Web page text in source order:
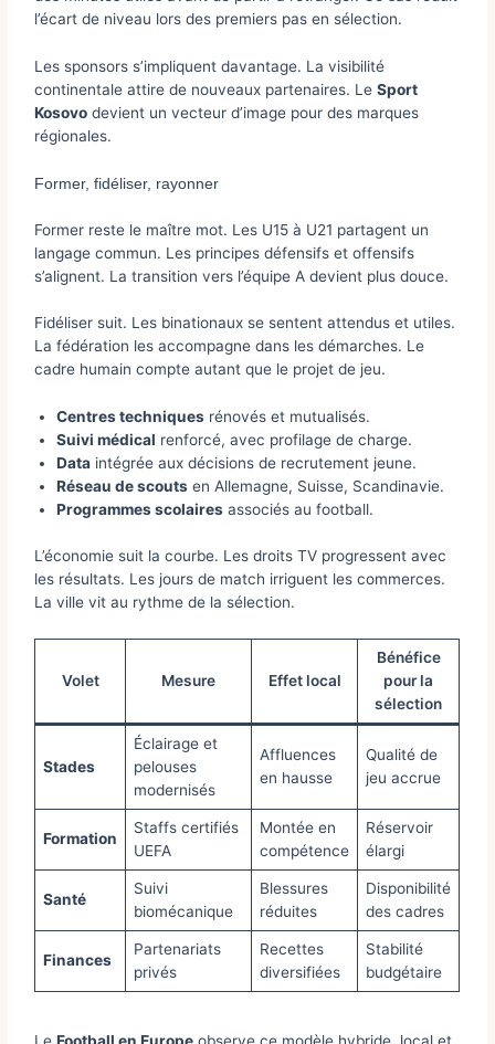
l’écart de niveau lors des premiers pas en sélection.
Les sponsors s’impliquent davantage. La visibilité
continentale attire de nouveaux partenaires. LeSport
Kosovo devient un vecteur d’image pour des marques
régionales.
Former, fidéliser, rayonner
Former reste le maître mot. Les U15 à U21 partagent un
langage commun. Les principes défensifs et offensifs
s’alignent. La transition vers l’équipe A devient plus douce.
Fidéliser suit. Les binationaux se sentent attendus et utiles.
La fédération les accompagne dans les démarches. Le
cadre humain compte autant que le projet de jeu.
Centres techniques rénovés et mutualisés.
Suivi médical renforcé, avec profilage de charge.
Data intégrée aux décisions de recrutement jeune.
Réseau de scouts en Allemagne, Suisse, Scandinavie.
Programmes scolaires associés au football.
L’économie suit la courbe. Les droits TV progressent avec
les résultats. Les jours de match irriguent les commerces.
La ville vit au rythme de la sélection.
Volet Mesure Effet local
Bénéfice
pour la
sélection
Stades
Éclairage et
pelouses
modernisés
Affluences
en hausse
Qualité de
jeu accrue
Formation
Staffs certifiés
UEFA
Montée en
compétence
Réservoir
élargi
Santé
Suivi
biomécanique
Blessures
réduites
Disponibilité
des cadres
Finances
Partenariats
privés
Recettes
diversifiées
Stabilité
budgétaire